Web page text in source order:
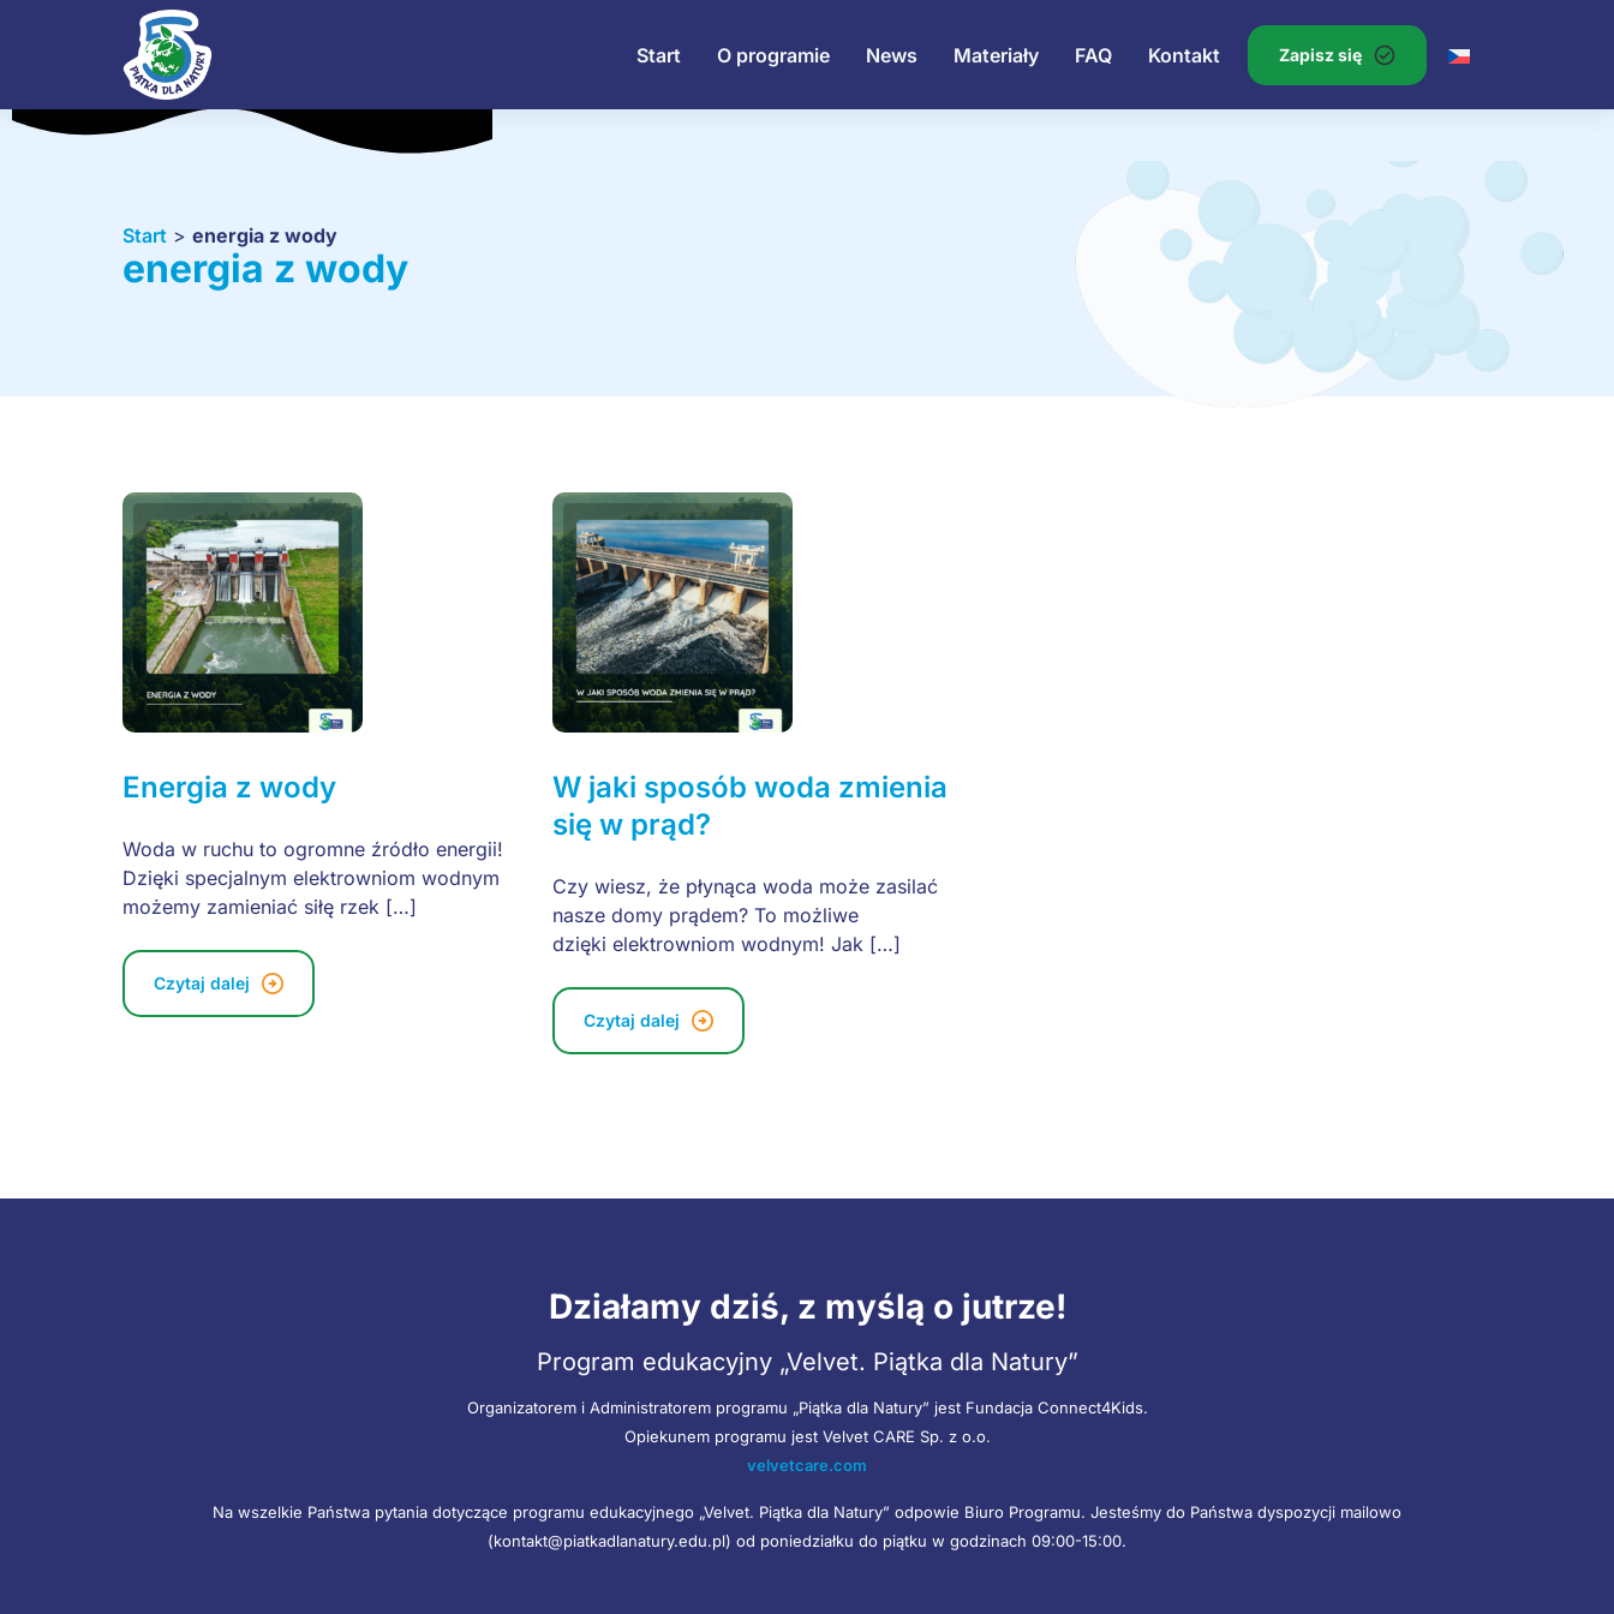
Start O programie News Materiały FAQ Kontakt Zapisz się
Start > energia z wody
energia z wody
Energia z wody
Woda w ruchu to ogromne źródło energii!
Dzięki specjalnym elektrowniom wodnym
możemy zamieniać siłę rzek […]
Czytaj dalej
W jaki sposób woda zmienia
się w prąd?
Czy wiesz, że płynąca woda może zasilać
nasze domy prądem? To możliwe
dzięki elektrowniom wodnym! Jak […]
Czytaj dalej
Działamy dziś, z myślą o jutrze!
Program edukacyjny „Velvet. Piątka dla Natury”
Organizatorem i Administratorem programu „Piątka dla Natury” jest Fundacja Connect4Kids.
Opiekunem programu jest Velvet CARE Sp. z o.o.
velvetcare.com
Na wszelkie Państwa pytania dotyczące programu edukacyjnego „Velvet. Piątka dla Natury” odpowie Biuro Programu. Jesteśmy do Państwa dyspozycji mailowo
(kontakt@piatkadlanatury.edu.pl) od poniedziałku do piątku w godzinach 09:00-15:00.